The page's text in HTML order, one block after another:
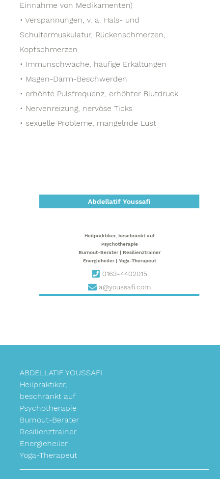
Einnahme von Medikamenten)
• Verspannungen, v. a. Hals- und
Schultermuskulatur, Rückenschmerzen,
Kopfschmerzen
• Immunschwäche, häufige Erkältungen
• Magen-Darm-Beschwerden
• erhöhte Pulsfrequenz, erhöhter Blutdruck
• Nervenreizung, nervöse Ticks
• sexuelle Probleme, mangelnde Lust
HAUPT-Abdellatif Youssafi
Heilpraktiker, beschränkt auf
Psychotherapie
Burnout-Berater | Resilienztrainer
Energieheiler | Yoga-Therapeut
0163-4402015
a@youssafi.com
ABDELLATIF YOUSSAFI
Heilpraktiker,
beschränkt auf
Psychotherapie
Burnout-Berater
Resilienztrainer
Energieheiler
Yoga-Therapeut